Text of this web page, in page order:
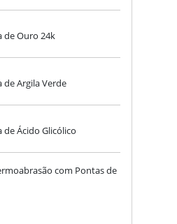
de Ouro 24k
de Argila Verde
de Ácido Glicólico
com Pontas de